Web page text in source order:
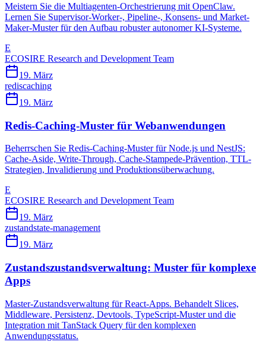
Meistern Sie die Multiagenten-Orchestrierung mit OpenClaw.
Lernen Sie Supervisor-Worker-, Pipeline-, Konsens- und Market-
Maker-Muster für den Aufbau robuster autonomer KI-Systeme.
E
ECOSIRE Research and Development Team
19. März
rediscaching
19. März
Redis-Caching-Muster für Webanwendungen
Beherrschen Sie Redis-Caching-Muster für Node.js und NestJS:
Cache-Aside, Write-Through, Cache-Stampede-Prävention, TTL-
Strategien, Invalidierung und Produktionsüberwachung.
E
ECOSIRE Research and Development Team
19. März
zustandstate-management
19. März
Zustandszustandsverwaltung: Muster für komplexe
Apps
Master-Zustandsverwaltung für React-Apps. Behandelt Slices,
Middleware, Persistenz, Devtools, TypeScript-Muster und die
Integration mit TanStack Query für den komplexen
Anwendungsstatus.